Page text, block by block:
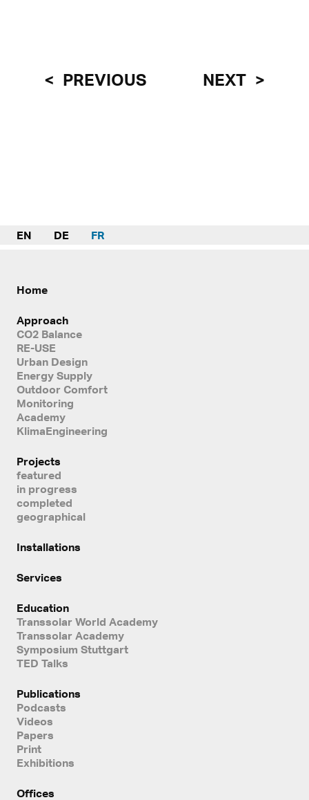
PREVIOUS NEXT
EN DE FR
Home
Approach
CO2 Balance
RE-USE
Urban Design
Energy Supply
Outdoor Comfort
Monitoring
Academy
KlimaEngineering
Projects
featured
in progress
completed
geographical
Installations
Services
Education
Transsolar World Academy
Transsolar Academy
Symposium Stuttgart
TED Talks
Publications
Podcasts
Videos
Papers
Print
Exhibitions
Offices